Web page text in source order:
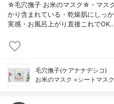
☆毛穴撫子 お米のマスク☆・マス
かり含まれている・乾燥肌にしっ
実感・お風呂上がり直後これで
毛穴撫子(ケアナナデシコ)
お米のマスク <シートマス